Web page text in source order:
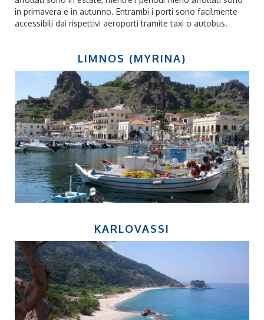
in primavera e in autunno. Entrambi i porti sono facilmente
accessibili dai rispettivi aeroporti tramite taxi o autobus.
LIMNOS (MYRINA)
KARLOVASSI